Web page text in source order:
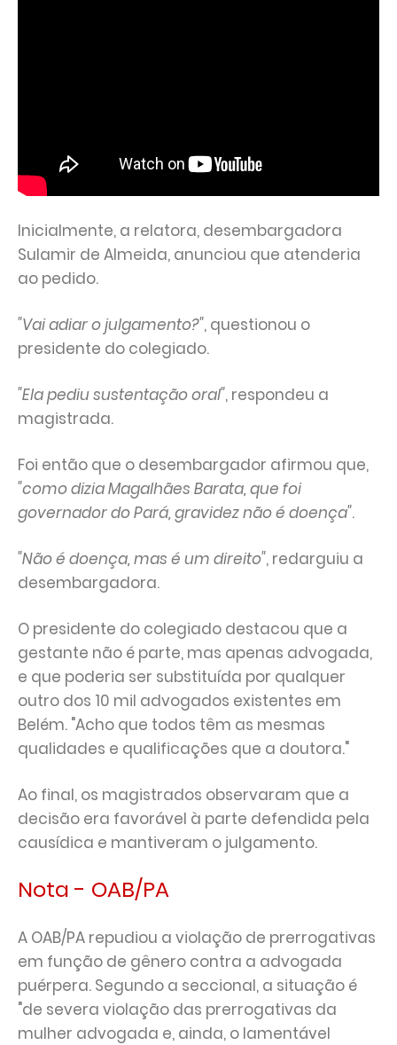
Inicialmente, a relatora, desembargadora
Sulamir de Almeida, anunciou que atenderia
ao pedido.
"Vai adiar o julgamento?", questionou o
presidente do colegiado.
"Ela pediu sustentação oral", respondeu a
magistrada.
Foi então que o desembargador afirmou que,
"como dizia Magalhães Barata, que foi
governador do Pará, gravidez não é doença".
"Não é doença, mas é um direito", redarguiu a
desembargadora.
O presidente do colegiado destacou que a
gestante não é parte, mas apenas advogada,
e que poderia ser substituída por qualquer
outro dos 10 mil advogados existentes em
Belém. "Acho que todos têm as mesmas
qualidades e qualificações que a doutora."
Ao final, os magistrados observaram que a
decisão era favorável à parte defendida pela
causídica e mantiveram o julgamento.
Nota - OAB/PA
A OAB/PA repudiou a violação de prerrogativas
em função de gênero contra a advogada
puérpera. Segundo a seccional, a situação é
"de severa violação das prerrogativas da
mulher advogada e, ainda, o lamentável